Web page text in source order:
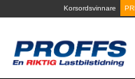
to
Korsordsvinnare